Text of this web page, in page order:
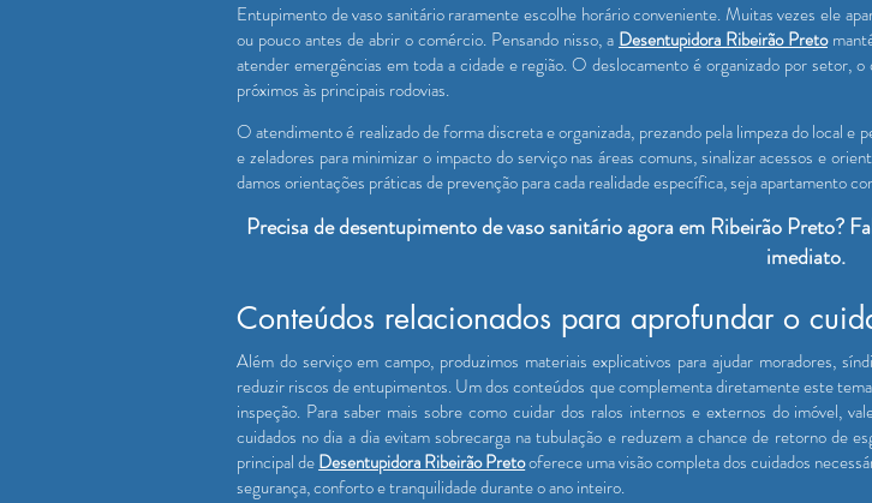
Entupimento de vaso sanitário raramente escolhe horário conveniente. Muitas vezes ele
ou pouco antes de abrir o comércio. Pensando nisso, a Desentupidora Ribeirão Preto
atender emergências em toda a cidade e região. O deslocamento é organizado por setor,
próximos às principais rodovias.
O atendimento é realizado de forma discreta e organizada, prezando pela limpeza do local e
e zeladores para minimizar o impacto do serviço nas áreas comuns, sinalizar acessos e
damos orientações práticas de prevenção para cada realidade específica, seja apartamento
Precisa de desentupimento de vaso sanitário agora em Ribeirão
imediato.
Conteúdos relacionados para aprofundar o
Além do serviço em campo, produzimos materiais explicativos para ajudar moradores,
reduzir riscos de entupimentos. Um dos conteúdos que complementa diretamente este
inspeção. Para saber mais sobre como cuidar dos ralos internos e externos do imóvel,
cuidados no dia a dia evitam sobrecarga na tubulação e reduzem a chance de retorno de
principal deDesentupidora Ribeirão Pretooferece uma visão completa dos cuidados
segurança, conforto e tranquilidade durante o ano inteiro.